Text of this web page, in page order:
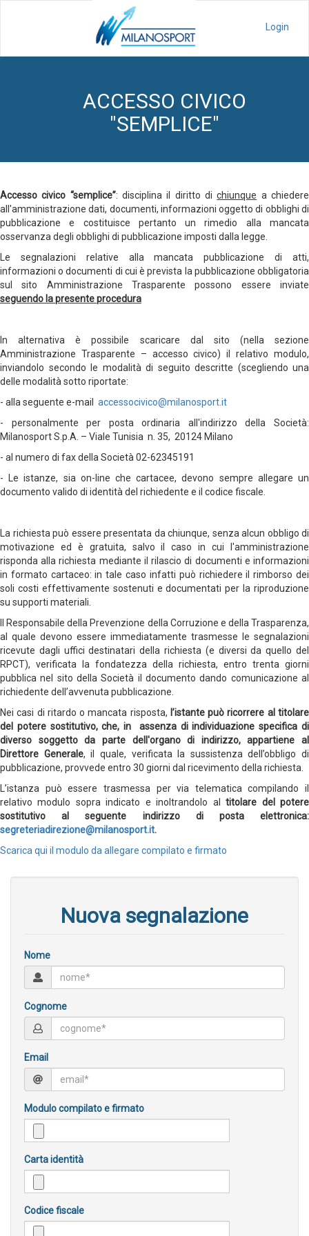
Login
ACCESSO CIVICO
"SEMPLICE"
Accesso civico “semplice”: disciplina il diritto dichiunque a chiedere
all'amministrazione dati, documenti, informazioni oggetto di obblighi di
pubblicazione e costituisce pertanto un rimedio alla mancata
osservanza degli obblighi di pubblicazione imposti dalla legge.
Le segnalazioni relative alla mancata pubblicazione di atti,
informazioni o documenti di cui è prevista la pubblicazione obbligatoria
sul sito Amministrazione Trasparente possono essere inviate
seguendo la presente procedura
In alternativa è possibile scaricare dal sito (nella sezione
Amministrazione Trasparente – accesso civico) il relativo modulo,
inviandolo secondo le modalità di seguito descritte (scegliendo una
delle modalità sotto riportate:
- alla seguente e-mail accessocivico@milanosport.it
- personalmente per posta ordinaria all'indirizzo della Società:
Milanosport S.p.A. – Viale Tunisia n. 35, 20124 Milano
- al numero di fax della Società 02-62345191
- Le istanze, sia on-line che cartacee, devono sempre allegare un
documento valido di identità del richiedente e il codice fiscale.
La richiesta può essere presentata da chiunque, senza alcun obbligo di
motivazione ed è gratuita, salvo il caso in cui l'amministrazione
risponda alla richiesta mediante il rilascio di documenti e informazioni
in formato cartaceo: in tale caso infatti può richiedere il rimborso dei
soli costi effettivamente sostenuti e documentati per la riproduzione
su supporti materiali.
Il Responsabile della Prevenzione della Corruzione e della Trasparenza,
al quale devono essere immediatamente trasmesse le segnalazioni
ricevute dagli uffici destinatari della richiesta (e diversi da quello del
RPCT), verificata la fondatezza della richiesta, entro trenta giorni
pubblica nel sito della Società il documento dando comunicazione al
richiedente dell’avvenuta pubblicazione.
Nei casi di ritardo o mancata risposta, l’istante può ricorrere al titolare
del potere sostitutivo, che, in assenza di individuazione specifica di
diverso soggetto da parte dell'organo di indirizzo, appartiene al
Direttore Generale, il quale, verificata la sussistenza dell’obbligo di
pubblicazione, provvede entro 30 giorni dal ricevimento della richiesta.
L’istanza può essere trasmessa per via telematica compilando il
relativo modulo sopra indicato e inoltrandolo altitolare del potere
sostitutivo al seguente indirizzo di posta elettronica:
segreteriadirezione@milanosport.it.
Scarica qui il modulo da allegare compilato e firmato
Nuova segnalazione
Nome
Cognome
Email
Modulo compilato e firmato
Carta identità
Codice fiscale